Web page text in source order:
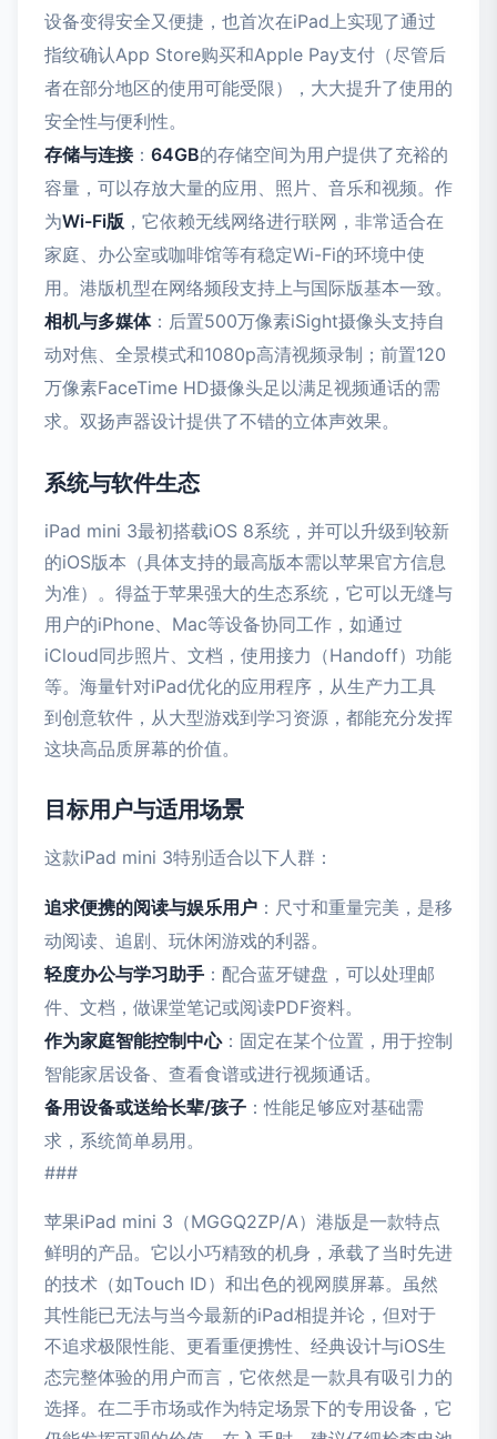
设备变得安全又便捷，也首次在iPad上实现了通过
指纹确认App Store购买和Apple Pay支付（尽管后
者在部分地区的使用可能受限），大大提升了使用的
安全性与便利性。
存储与连接： 64GB的存储空间为用户提供了充裕的
容量，可以存放大量的应用、照片、音乐和视频。作
为Wi-Fi版 ，它依赖无线网络进行联网，非常适合在
家庭、办公室或咖啡馆等有稳定Wi-Fi的环境中使
用。港版机型在网络频段支持上与国际版基本一致。
相机与多媒体：后置500万像素iSight摄像头支持自
动对焦、全景模式和1080p高清视频录制；前置120
万像素FaceTime HD摄像头足以满足视频通话的需
求。双扬声器设计提供了不错的立体声效果。
系统与软件生态
iPad mini 3最初搭载iOS 8系统，并可以升级到较新
的iOS版本（具体支持的最高版本需以苹果官方信息
为准）。得益于苹果强大的生态系统，它可以无缝与
用户的iPhone、Mac等设备协同工作，如通过
iCloud同步照片、文档，使用接力（Handoff）功能
等。海量针对iPad优化的应用程序，从生产力工具
到创意软件，从大型游戏到学习资源，都能充分发挥
这块高品质屏幕的价值。
目标用户与适用场景
这款iPad mini 3特别适合以下人群：
追求便携的阅读与娱乐用户 ：尺寸和重量完美，是移
动阅读、追剧、玩休闲游戏的利器。
轻度办公与学习助手 ：配合蓝牙键盘，可以处理邮
件、文档，做课堂笔记或阅读PDF资料。
作为家庭智能控制中心：固定在某个位置，用于控制
智能家居设备、查看食谱或进行视频通话。
备用设备或送给长辈/孩子 ：性能足够应对基础需
求，系统简单易用。
###
苹果iPad mini 3（MGGQ2ZP/A）港版是一款特点
鲜明的产品。它以小巧精致的机身，承载了当时先进
的技术（如Touch ID）和出色的视网膜屏幕。虽然
其性能已无法与当今最新的iPad相提并论，但对于
不追求极限性能、更看重便携性、经典设计与iOS生
态完整体验的用户而言，它依然是一款具有吸引力的
选择。在二手市场或作为特定场景下的专用设备，它